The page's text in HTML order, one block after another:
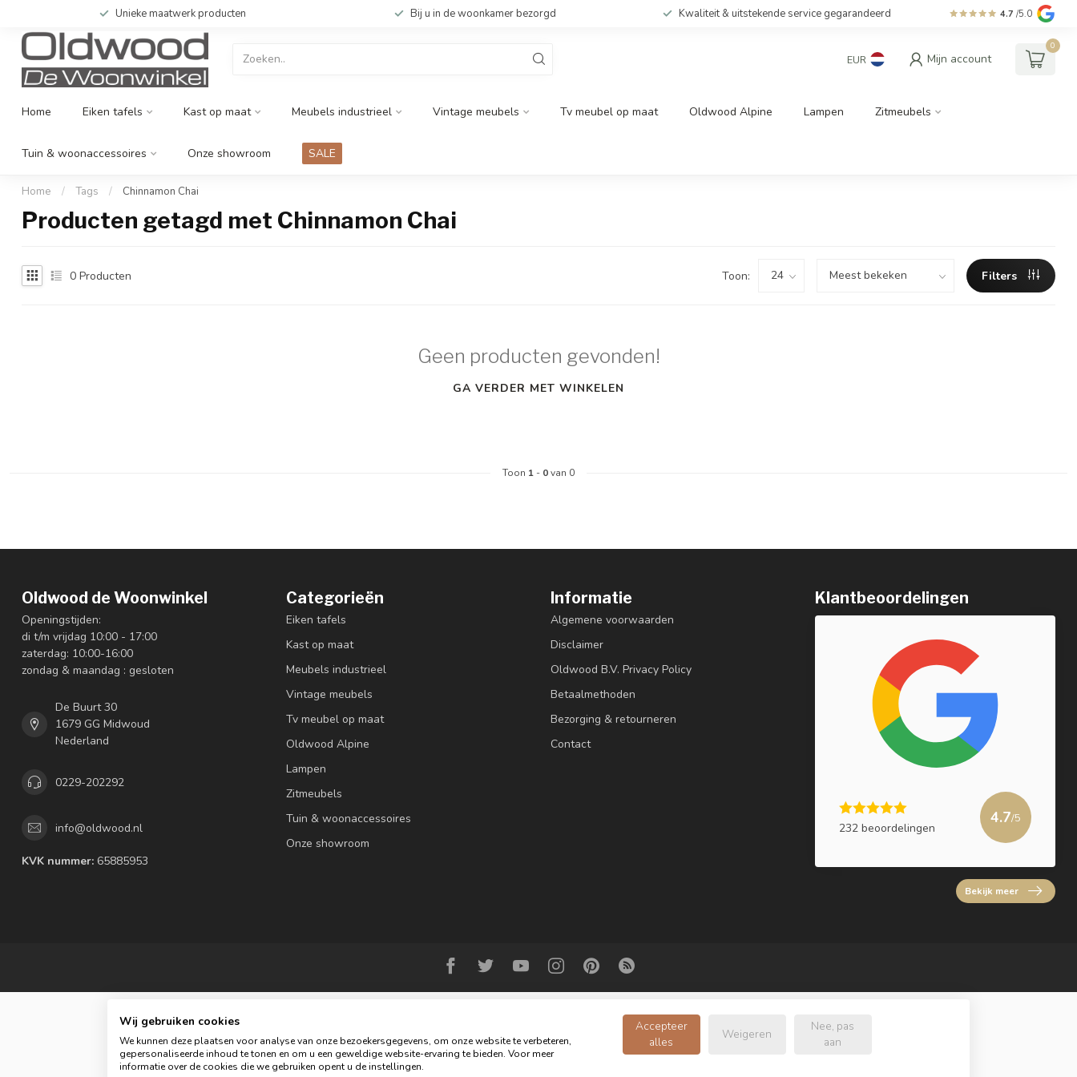
Unieke maatwerk producten Bij u in de woonkamer bezorgd Kwaliteit & uitstekende service gegarandeerd 4.7 /5.0
EUR Mijn account
0
Home Eiken tafels Kast op maat Meubels industrieel Vintage meubels Tv meubel op maat Oldwood Alpine Lampen Zitmeubels
Tuin & woonaccessoires Onze showroom SALE
Home / Tags / Chinnamon Chai
Producten getagd met Chinnamon Chai
0 Producten Toon: Filters
Geen producten gevonden!
GA VERDER MET WINKELEN
Toon 1 - 0van 0
Oldwood de Woonwinkel
Openingstijden:
di t/m vrijdag 10:00 - 17:00
zaterdag: 10:00-16:00
zondag & maandag : gesloten
De Buurt 30
1679 GG Midwoud
Nederland
0229-202292
info@oldwood.nl
KVK nummer: 65885953
Categorieën
Eiken tafels
Kast op maat
Meubels industrieel
Vintage meubels
Tv meubel op maat
Oldwood Alpine
Lampen
Zitmeubels
Tuin & woonaccessoires
Onze showroom
Informatie
Algemene voorwaarden
Disclaimer
Oldwood B.V. Privacy Policy
Betaalmethoden
Bezorging & retourneren
Contact
Klantbeoordelingen
232 beoordelingen
4.7/5
Bekijk meer
© Copyright 2026 Oldwood de Woonwinkel - Powered by
Wij gebruiken cookies
We kunnen deze plaatsen voor analyse van onze bezoekersgegevens, om onze website te verbeteren,
gepersonaliseerde inhoud te tonen en om u een geweldige website-ervaring te bieden. Voor meer
informatie over de cookies die we gebruiken opent u de instellingen.
Accepteer
alles
Weigeren
Nee, pas
aan